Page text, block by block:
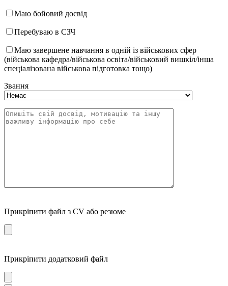
Маю бойовий досвід
Перебуваю в СЗЧ
Маю завершене навчання в одній із військових сфер
(військова кафедра/військова освіта/військовий вишкіл/інша
спеціалізована військова підготовка тощо)
Звання
Прикріпити файл з CV або резюме
Прикріпити додатковий файл